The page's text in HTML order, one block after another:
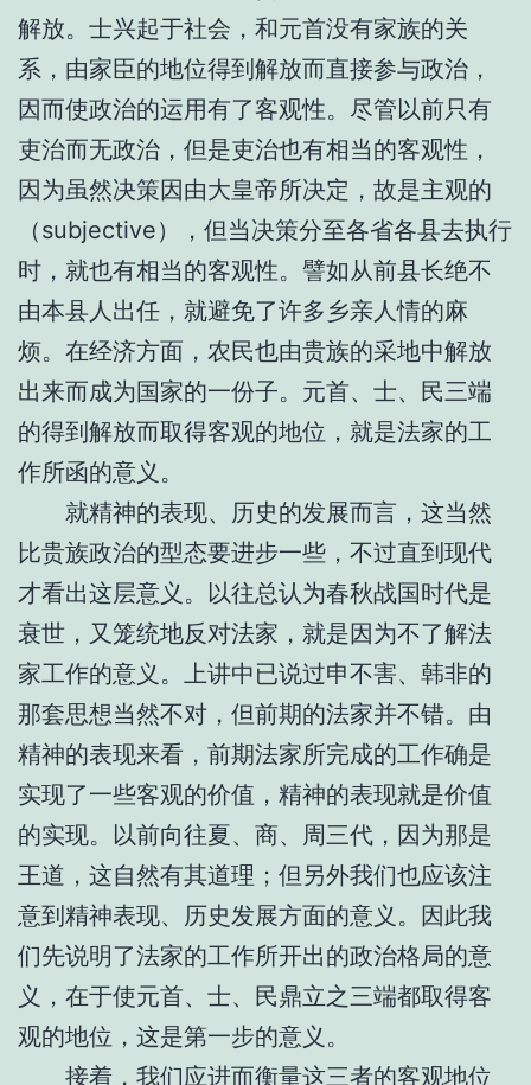
解放。士兴起于社会，和元首没有家族的关
系，由家臣的地位得到解放而直接参与政治，
因而使政治的运用有了客观性。尽管以前只有
吏治而无政治，但是吏治也有相当的客观性，
因为虽然决策因由大皇帝所决定，故是主观的
（subjective），但当决策分至各省各县去执行
时，就也有相当的客观性。譬如从前县长绝不
由本县人出任，就避免了许多乡亲人情的麻
烦。在经济方面，农民也由贵族的采地中解放
出来而成为国家的一份子。元首、士、民三端
的得到解放而取得客观的地位，就是法家的工
作所函的意义。
就精神的表现、历史的发展而言，这当然
比贵族政治的型态要进步一些，不过直到现代
才看出这层意义。以往总认为春秋战国时代是
衰世，又笼统地反对法家，就是因为不了解法
家工作的意义。上讲中已说过申不害、韩非的
那套思想当然不对，但前期的法家并不错。由
精神的表现来看，前期法家所完成的工作确是
实现了一些客观的价值，精神的表现就是价值
的实现。以前向往夏、商、周三代，因为那是
王道，这自然有其道理；但另外我们也应该注
意到精神表现、历史发展方面的意义。因此我
们先说明了法家的工作所开出的政治格局的意
义，在于使元首、士、民鼎立之三端都取得客
观的地位，这是第一步的意义。
接着，我们应进而衡量这三者的客观地位